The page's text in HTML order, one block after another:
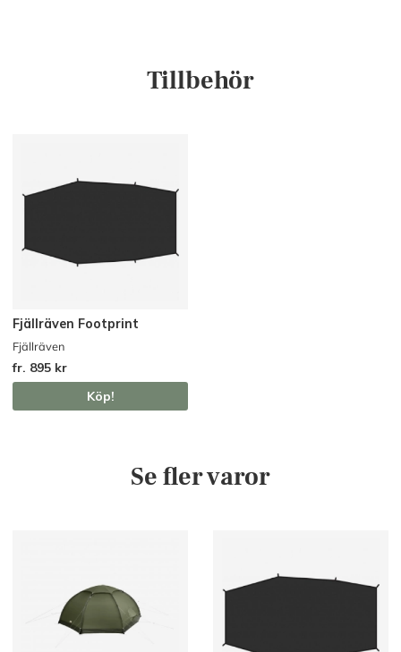
Tillbehör
Fjällräven Footprint
Fjällräven
fr. 895 kr
Köp!
Se fler varor